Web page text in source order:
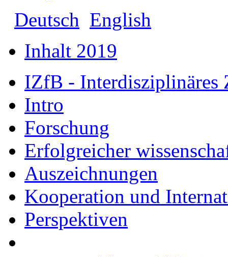
Deutsch English
Inhalt 2019
IZfB - Interdisziplinäres
Intro
Forschung
Erfolgreicher
Auszeichnungen
Kooperation und
Perspektiven